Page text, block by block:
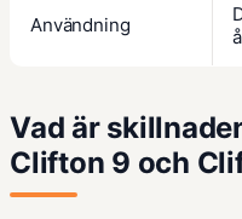
Användning
Vad är
Clifton 9 och